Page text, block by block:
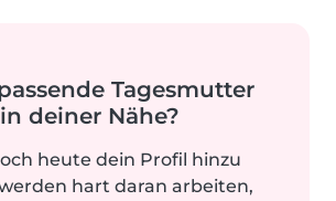
Tagesmutter
in deiner Nähe?
heute dein Profil hinzu
hart daran arbeiten,